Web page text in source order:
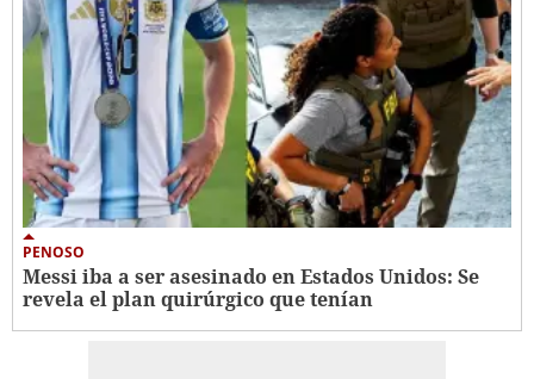
PENOSO
Messi iba a ser asesinado en Estados Unidos: Se
revela el plan quirúrgico que tenían